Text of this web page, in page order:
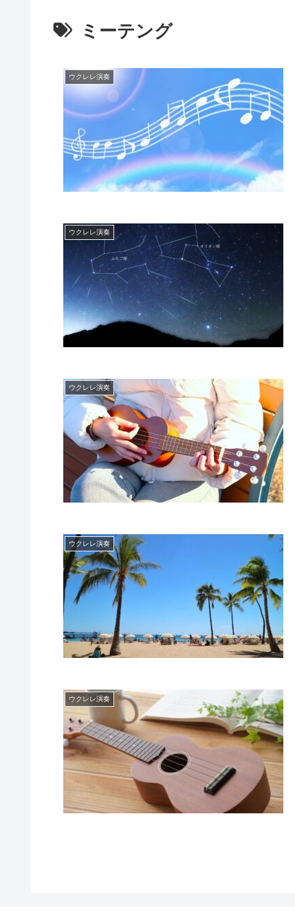
ミーテング
ウクレレ演奏
ウクレレ演奏
ウクレレ演奏
ウクレレ演奏
ウクレレ演奏